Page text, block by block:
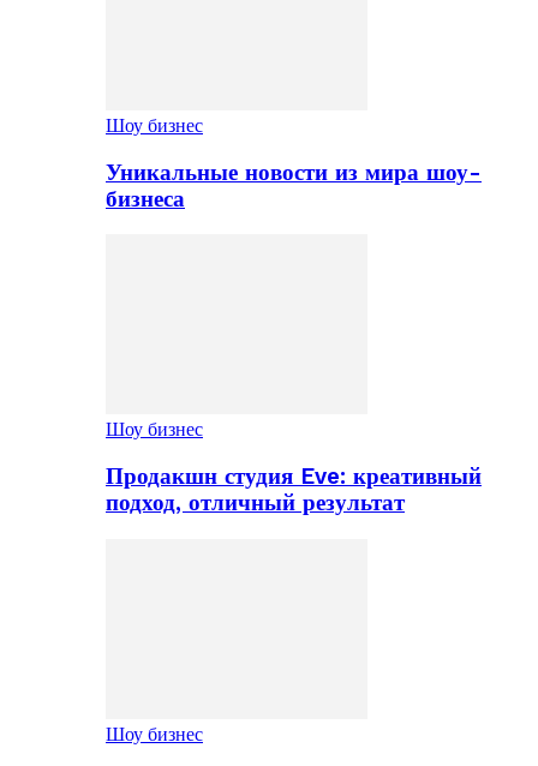
Шоу бизнес
Уникальные новости из мира шоу-
бизнеса
Шоу бизнес
Продакшн студия Eve: креативный
подход, отличный результат
Шоу бизнес